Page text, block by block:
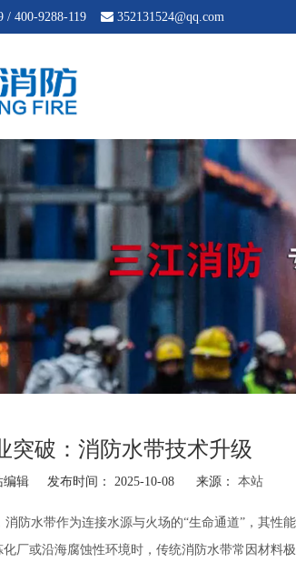
/ 400-9288-119  352131524@qq.com
突破：消防水带技术升级
辑 发布时间： 2025-10-08 来源： 本站
消防水带作为连接水源与火场的“生命通道”，其性
厂或沿海腐蚀性环境时，传统消防水带常因材料